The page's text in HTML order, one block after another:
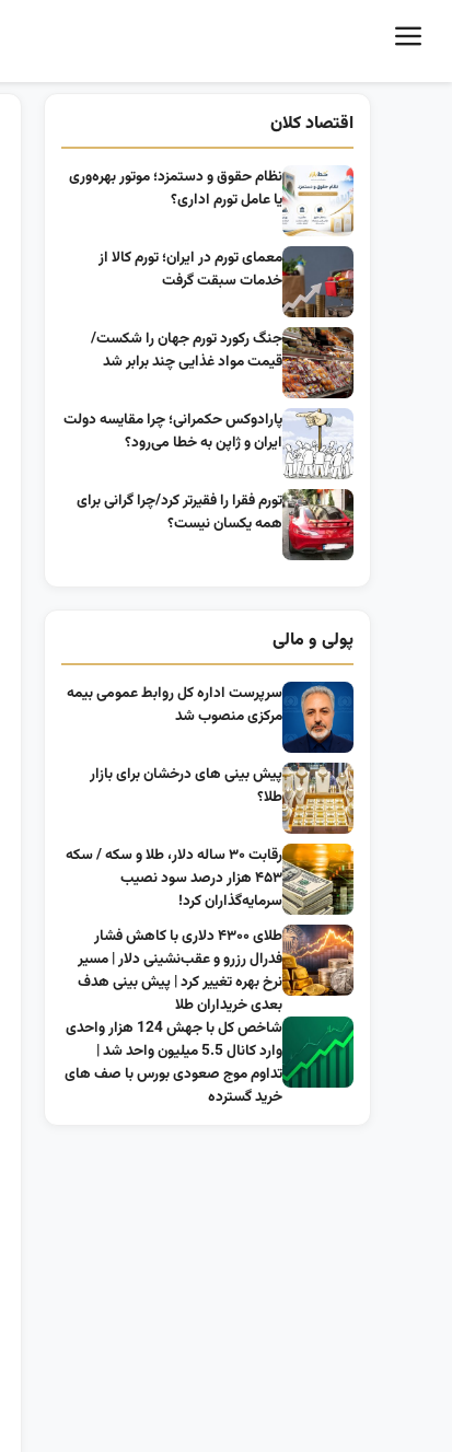
اقتصاد کلان
نظام حقوق و دستمزد؛ موتور بهره‌وری
یا عامل تورم اداری؟
معمای تورم در ایران؛ تورم کالا از
خدمات سبقت گرفت
جنگ رکورد تورم جهان را شکست/
قیمت مواد غذایی چند برابر شد
پارادوکس حکمرانی؛ چرا مقایسه دولت
ایران و ژاپن به خطا می‌رود؟
تورم فقرا را فقیرتر کرد/چرا گرانی برای
همه یکسان نیست؟
پولی و مالی
سرپرست اداره کل روابط عمومی بیمه
مرکزی منصوب شد
پیش بینی های درخشان برای بازار
طلا؟
رقابت ۳۰ ساله دلار، طلا و سکه / سکه
۴۵۳ هزار درصد سود نصیب
سرمایه‌گذاران کرد!
طلای ۴۳۰۰ دلاری با کاهش فشار
فدرال رزرو و عقب‌نشینی دلار | مسیر
نرخ بهره تغییر کرد | پیش بینی هدف
بعدی خریداران طلا
شاخص کل با جهش 124 هزار واحدی
وارد کانال 5.5 میلیون واحد شد |
تداوم موج صعودی بورس با صف های
خرید گسترده